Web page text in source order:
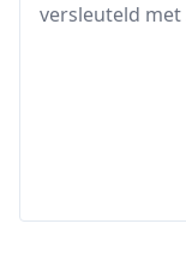
versleuteld met